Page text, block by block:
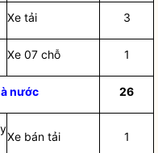
Xe tải 3
Xe 07 chỗ 1
nước 26
Xe bán tải 1